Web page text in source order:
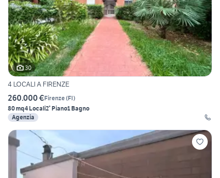
30
4 LOCALI A FIRENZE
260.000 €Firenze(FI)
80 mq4 Locali2° Piano1 Bagno
Agenzia